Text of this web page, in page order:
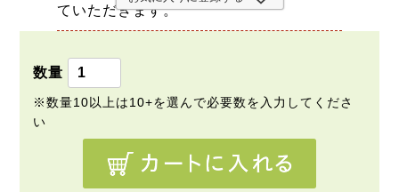
ていただきます。